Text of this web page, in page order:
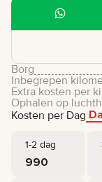
Kosten per Dag
1-2 dag
990
Borg
Inbegrepen
Extra kosten per
Ophalen op